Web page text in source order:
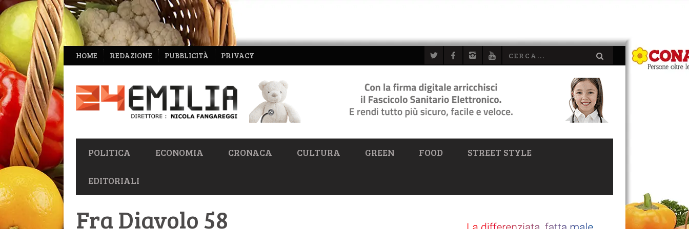
NAVIGAZIONE
SECONDARIA
HOME REDAZIONE PUBBLICITÀ PRIVACY
NAVIGAZIONE
PRIMARIA
POLITICA ECONOMIA CRONACA CULTURA GREEN FOOD STREET STYLE
EDITORIALI
Fra Diavolo 58